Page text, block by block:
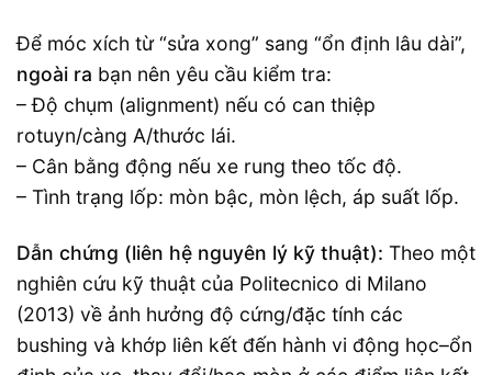
Để móc xích từ “sửa xong” sang “ổn định lâu dài”,
ngoài ra bạn nên yêu cầu kiểm tra:
– Độ chụm (alignment) nếu có can thiệp
rotuyn/càng A/thước lái.
– Cân bằng động nếu xe rung theo tốc độ.
– Tình trạng lốp: mòn bậc, mòn lệch, áp suất lốp.
Dẫn chứng (liên hệ nguyên lý kỹ thuật): Theo một
nghiên cứu kỹ thuật của Politecnico di Milano
(2013) về ảnh hưởng độ cứng/đặc tính các
bushing và khớp liên kết đến hành vi động học–ổn